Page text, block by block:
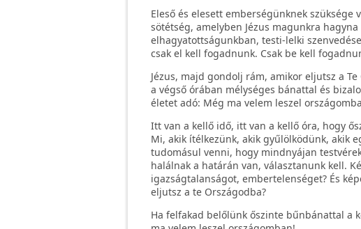
Eleső és elesett emberségünknek
sötétség, amelyben Jézus magunkra
elhagyatottságunkban, testi-lelki
csak el kell fogadnunk. Csak be kell
Jézus, majd gondolj rám, amikor eljutsz a
a végső órában mélységes bánattal és
életet adó: Még ma velem leszel
Itt van a kellő idő, itt van a kellő óra, hogy
Mi, akik ítélkezünk, akik gyűlölködünk, akik
tudomásul venni, hogy mindnyájan
halálnak a határán van, választanunk kell.
igazságtalanságot, embertelenséget? És
eljutsz a te Országodba?
Ha felfakad belőlünk őszinte bűnbánattal a